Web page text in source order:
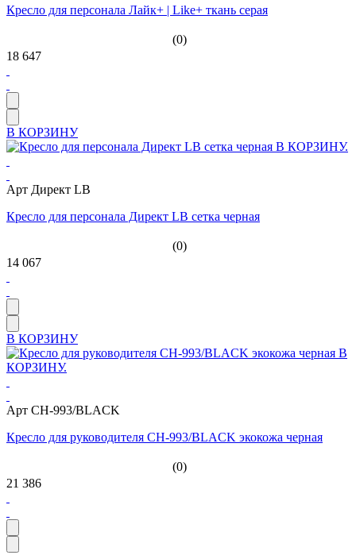
Кресло для персонала Лайк+ | Like+ ткань серая
(0)
18 647
В КОРЗИНУ
Арт Директ LB
Кресло для персонала Директ LB сетка черная
(0)
14 067
В КОРЗИНУ
Арт CH-993/BLACK
Кресло для руководителя CH-993/BLACK экокожа черная
(0)
21 386